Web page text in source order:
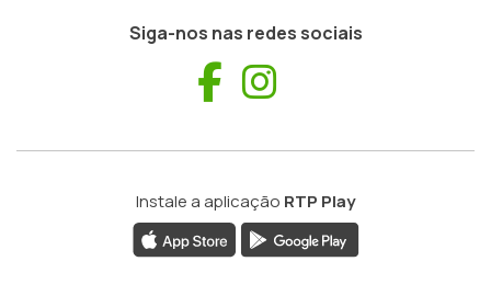
Siga-nos nas redes sociais
Facebook
Instale a aplicação RTP Play